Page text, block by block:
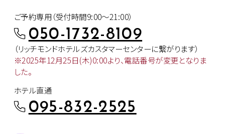
ご予約専用（受付時間9:00～21:00）
050-1732-8109
（リッチモンドホテルズカスタマーセンターに繋がります）
※2025年12月25日(木)0:00より、電話番号が変更となりま
した。
ホテル直通
095-832-2525